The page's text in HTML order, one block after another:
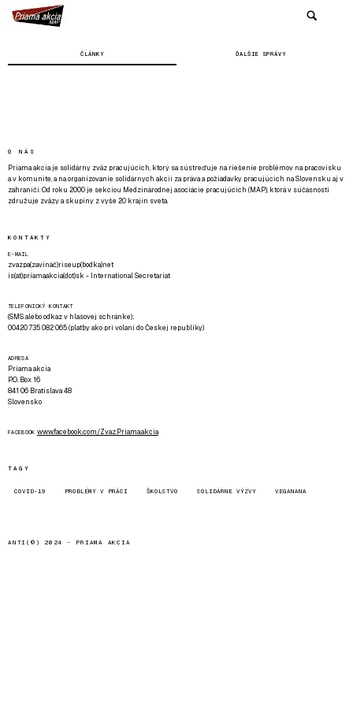
ČLÁNKY ĎALŠIE SPRÁVY
O NÁS
Priama akcia je solidárny zväz pracujúcich, ktorý sa sústreďuje na riešenie problémov na pracovisku
a v komunite, a na organizovanie solidárnych akcií za práva a požiadavky pracujúcich na Slovensku aj v
zahraničí. Od roku 2000 je sekciou Medzinárodnej asociácie pracujúcich (MAP), ktorá v súčasnosti
združuje zväzy a skupiny z vyše 20 krajín sveta.
KONTAKTY
E-MAIL
zvazpa(zavináč)riseup(bodka)net
is(at)priamaakcia(dot)sk - International Secretariat
TELEFONICKÝ KONTAKT
(SMS alebo odkaz v hlasovej schránke):
00420 735 082 065 (platby ako pri volaní do Českej republiky)
ADRESA
Priama akcia
P.O. Box 16
841 06 Bratislava 48
Slovensko
FACEBOOK www.facebook.com/Zvaz.Priama.akcia
TAGY
COVID-19 PROBLÉMY V PRÁCI ŠKOLSTVO SOLIDÁRNE VÝZVY VEGANANA
ANTI(©) 2024 - PRIAMA AKCIA